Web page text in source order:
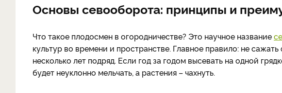
Основы севооборота: принципы и
Что такое плодосмен в огородничестве? Это научное название
культур во времени и пространстве. Главное правило: не
несколько лет подряд. Если год за годом высевать на одной
будет неуклонно мельчать, а растения – чахнуть.